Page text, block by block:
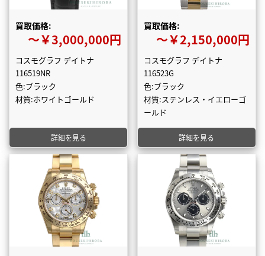
買取価格:
〜￥3,000,000円
コスモグラフ デイトナ
116519NR
色:ブラック
材質:ホワイトゴールド
詳細を見る
買取価格:
〜￥2,150,000円
コスモグラフ デイトナ
116523G
色:ブラック
材質:ステンレス・イエローゴ
ールド
詳細を見る